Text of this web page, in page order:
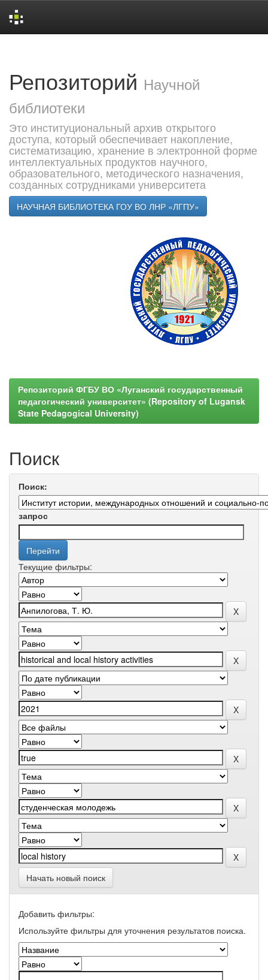
Репозиторий Научной
библиотеки
Это институциональный архив открытого
доступа, который обеспечивает накопление,
систематизацию, хранение в электронной форме
интеллектуальных продуктов научного,
образовательного, методического назначения,
созданных сотрудниками университета
НАУЧНАЯ БИБЛИОТЕКА ГОУ ВО ЛНР «ЛГПУ»
Репозиторий ФГБУ ВО «Луганский государственный
педагогический университет» (Repository of Lugansk
State Pedagogical University)
Поиск
Поиск:
запрос
Текущие фильтры:
Начать новый поиск
Добавить фильтры:
Используйте фильтры для уточнения результатов поиска.